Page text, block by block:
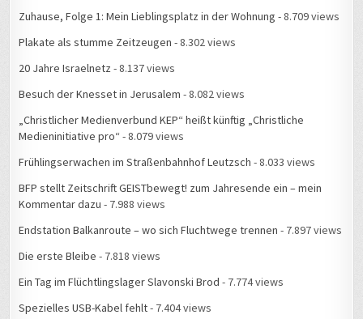
Zuhause, Folge 1: Mein Lieblingsplatz in der Wohnung - 8.709 views
Plakate als stumme Zeitzeugen - 8.302 views
20 Jahre Israelnetz - 8.137 views
Besuch der Knesset in Jerusalem - 8.082 views
„Christlicher Medienverbund KEP“ heißt künftig „Christliche
Medieninitiative pro“ - 8.079 views
Frühlingserwachen im Straßenbahnhof Leutzsch - 8.033 views
BFP stellt Zeitschrift GEISTbewegt! zum Jahresende ein – mein
Kommentar dazu - 7.988 views
Endstation Balkanroute – wo sich Fluchtwege trennen - 7.897 views
Die erste Bleibe - 7.818 views
Ein Tag im Flüchtlingslager Slavonski Brod - 7.774 views
Spezielles USB-Kabel fehlt- 7.404 views